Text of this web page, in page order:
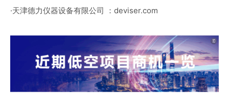
·天津德力仪器设备有限公司 ：deviser.com